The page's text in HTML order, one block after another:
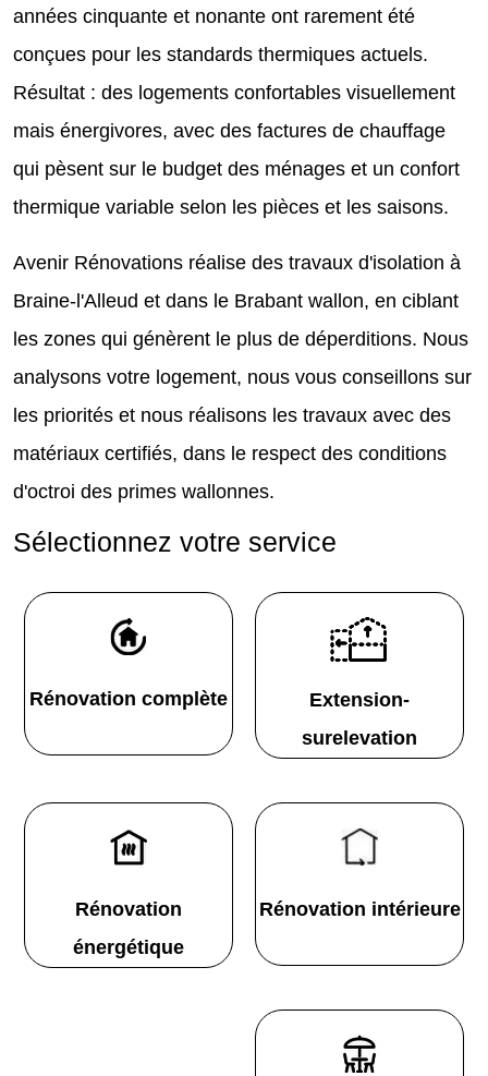
années cinquante et nonante ont rarement été
conçues pour les standards thermiques actuels.
Résultat : des logements confortables visuellement
mais énergivores, avec des factures de chauffage
qui pèsent sur le budget des ménages et un confort
thermique variable selon les pièces et les saisons.
Avenir Rénovations réalise des travaux d'isolation à
Braine-l'Alleud et dans le Brabant wallon, en ciblant
les zones qui génèrent le plus de déperditions. Nous
analysons votre logement, nous vous conseillons sur
les priorités et nous réalisons les travaux avec des
matériaux certifiés, dans le respect des conditions
d'octroi des primes wallonnes.
Sélectionnez votre service
Rénovation complète
Extension-
surelevation
Rénovation
énergétique
Rénovation intérieure